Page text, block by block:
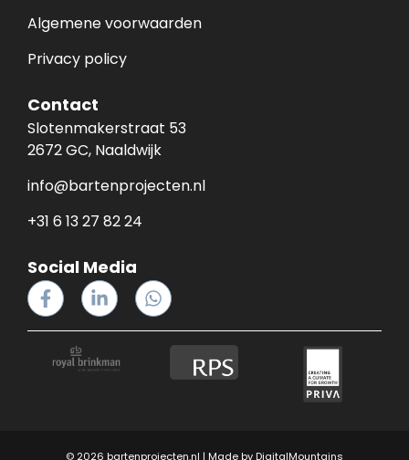
Algemene voorwaarden
Privacy policy
Contact
Slotenmakerstraat 53
2672 GC, Naaldwijk
info@bartenprojecten.nl
+31 6 13 27 82 24
Social Media
© 2026 bartenprojecten.nl | Made by DigitalMountains